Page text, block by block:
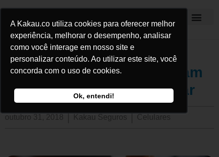
A Kakau.co utiliza cookies para oferecer melhor
experiência, melhorar o desempenho, analisar
como você interage em nosso site e
personalizar conteúdo. Ao utilizar este site, você
concorda com o uso de cookies.
Ok, entendi!
5 ações simples que ajudam
você a proteger seu celular
outubro 31, 2018 Kakau Seguros Celulares